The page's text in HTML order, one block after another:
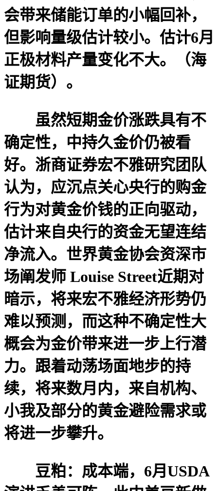
会带来储能订单的小幅回补，
但影响量级估计较小。估计6月
正极材料产量变化不大。（海
证期货）。
虽然短期金价涨跌具有不
确定性，中持久金价仍被看
好。浙商证券宏不雅研究团队
认为，应沉点关心央行的购金
行为对黄金价钱的正向驱动，
估计来自央行的资金无望连结
净流入。世界黄金协会资深市
场阐发师 Louise Street近期对
暗示，将来宏不雅经济形势仍
难以预测，而这种不确定性大
概会为金价带来进一步上行潜
力。跟着动荡场面地步的持
续，将来数月内，来自机构、
小我及部分的黄金避险需求或
将进一步攀升。
豆粕：成本端，6月USDA